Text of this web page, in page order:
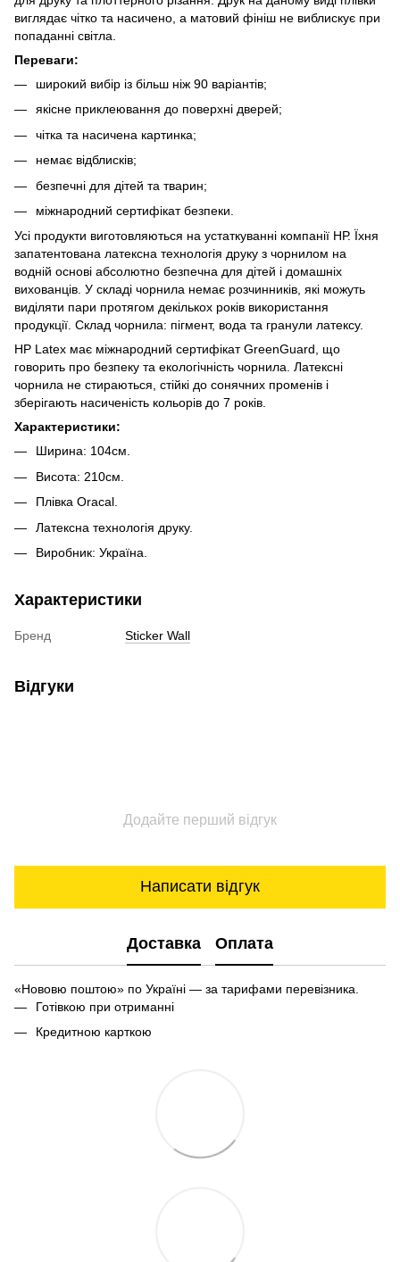
виглядає чітко та насичено, а матовий фініш не виблискує при
попаданні світла.
Переваги:
широкий вибір із більш ніж 90 варіантів;
якісне приклеювання до поверхні дверей;
чітка та насичена картинка;
немає відблисків;
безпечні для дітей та тварин;
міжнародний сертифікат безпеки.
Усі продукти виготовляються на устаткуванні компанії НР. Їхня
запатентована латексна технологія друку з чорнилом на
водній основі абсолютно безпечна для дітей і домашніх
вихованців. У складі чорнила немає розчинників, які можуть
виділяти пари протягом декількох років використання
продукції. Склад чорнила: пігмент, вода та гранули латексу.
HP Latex має міжнародний сертифікат GreenGuard, що
говорить про безпеку та екологічність чорнила. Латексні
чорнила не стираються, стійкі до сонячних променів і
зберігають насиченість кольорів до 7 років.
Характеристики:
Ширина: 104см.
Висота: 210см.
Плівка Oracal.
Латексна технологія друку.
Виробник: Україна.
Характеристики
Бренд Sticker Wall
Відгуки
Додайте перший відгук
Написати відгук
Доставка Оплата
«Нововю поштою» по Україні — за тарифами перевізника.
Готівкою при отриманні
Кредитною карткою